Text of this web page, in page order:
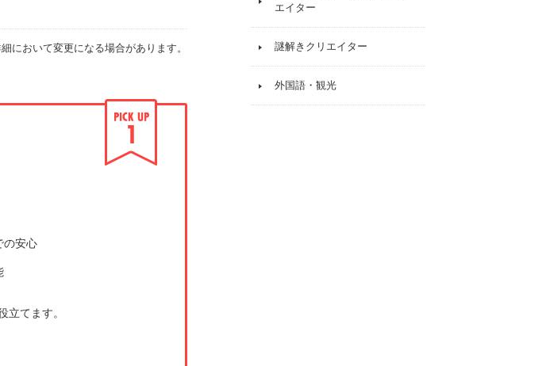
において変更になる場合があります。
の安心
立てます。
エイター
謎解きクリエイター
外国語・観光